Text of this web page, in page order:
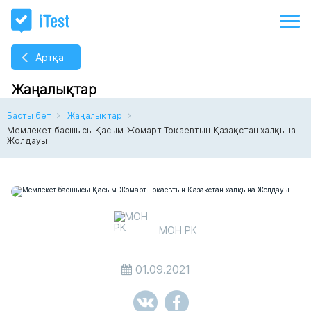
Артқа
Жаңалықтар
Басты бет
Жаңалықтар
Мемлекет басшысы Қасым-Жомарт Тоқаевтың Қазақстан халқына
Жолдауы
МОН РК
01.09.2021